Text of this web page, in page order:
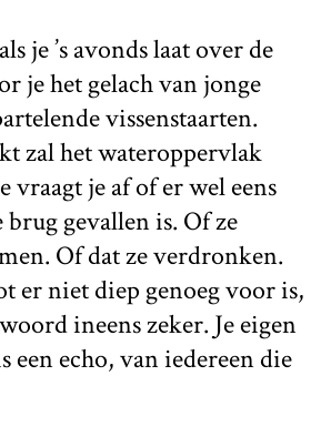
je ’s avonds laat over de
je het gelach van jonge
vissenstaarten.
zal het wateroppervlak
vraagt je af of er wel eens
gevallen is. Of ze
Of dat ze verdronken.
er niet diep genoeg voor is,
ineens zeker. Je eigen
een echo, van iedereen die